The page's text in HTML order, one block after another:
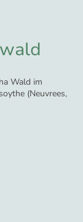
Wald im
(Neuvrees,